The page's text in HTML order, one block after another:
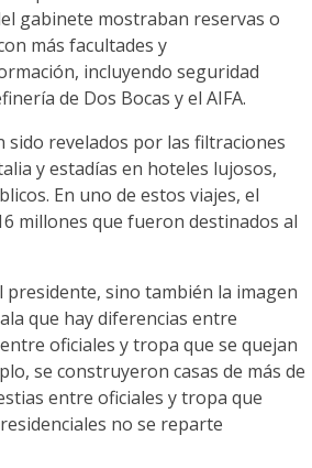
gabinete mostraban reservas o
más facultades y
incluyendo seguridad
de Dos Bocas y el AIFA.
sido revelados por las filtraciones
y estadías en hoteles lujosos,
En uno de estos viajes, el
millones que fueron destinados al
presidente, sino también la imagen
que hay diferencias entre
oficiales y tropa que se quejan
se construyeron casas de más de
entre oficiales y tropa que
no se reparte